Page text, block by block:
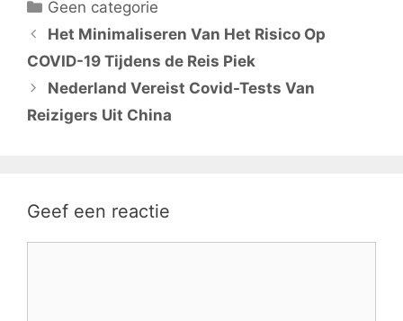
Geen categorie
Het Minimaliseren Van Het Risico Op
COVID-19 Tijdens de Reis Piek
Nederland Vereist Covid-Tests Van
Reizigers Uit China
Geef een reactie